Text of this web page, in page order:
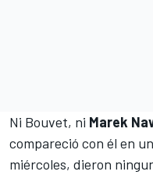
Ni Bouvet, ni Marek
compareció con él en
miércoles, dieron